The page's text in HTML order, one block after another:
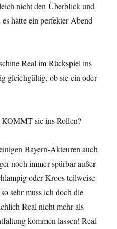
nicht den Überblick und
hätte ein perfekter Abend
Real im Rückspiel ins
gleichgültig, ob sie ein oder
sie ins Rollen?
Bayern-Akteuren auch
noch immer spürbar außer
oder Kroos teilweise
sehr muss ich doch die
Real nicht mehr als
kommen lassen! Real